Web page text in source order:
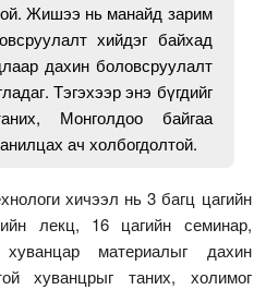
Жишээ нь манайд зарим
хийдэг байхад
дахин боловсруулалт
Тэгэхээр энэ бүгдийг
Монголдоо байгаа
ач холбогдолтой.
хичээл нь 3 багц цагийн
лекц, 16 цагийн семинар,
материалыг дахин
хуванцрыг таних, холимог